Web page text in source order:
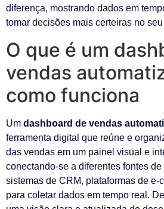
diferença, mostrando dados em
tomar decisões mais certeiras no
O que é um
vendas
como funciona
Um dashboard de vendas
ferramenta digital que reúne e
das vendas em um painel visual e
conectando-se a diferentes fontes
sistemas de CRM, plataformas de e-
para coletar dados em tempo real.